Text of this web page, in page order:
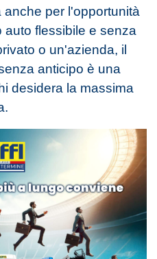
per l'opportunità
flessibile e senza
o un'azienda, il
anticipo è una
desidera la massima